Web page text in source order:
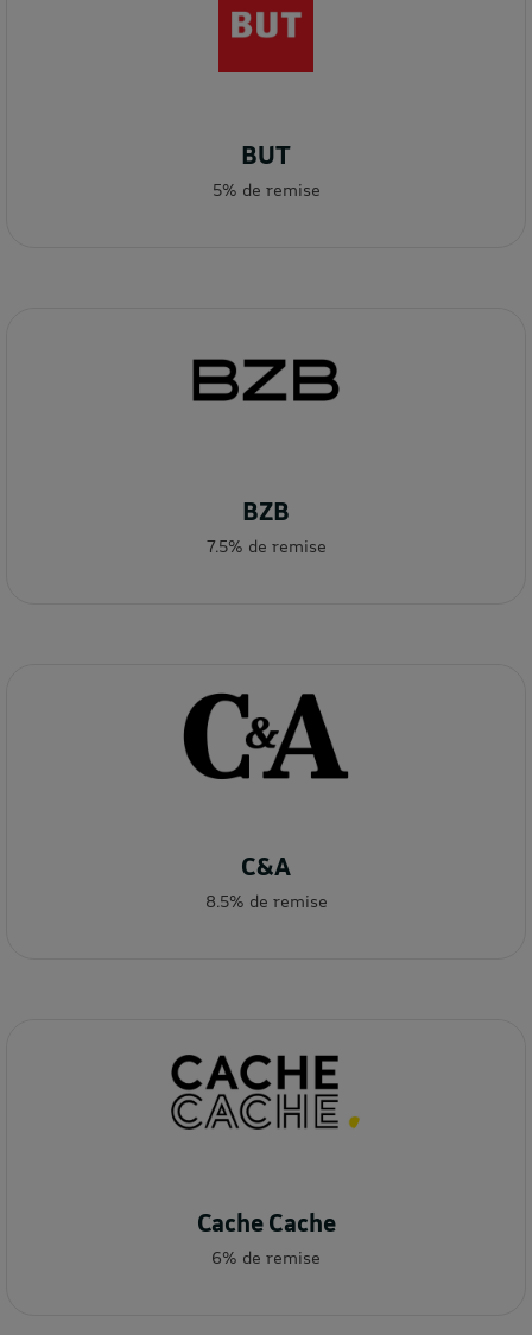
BUT
5% de remise
BZB
7.5% de remise
C&A
8.5% de remise
Cache Cache
6% de remise